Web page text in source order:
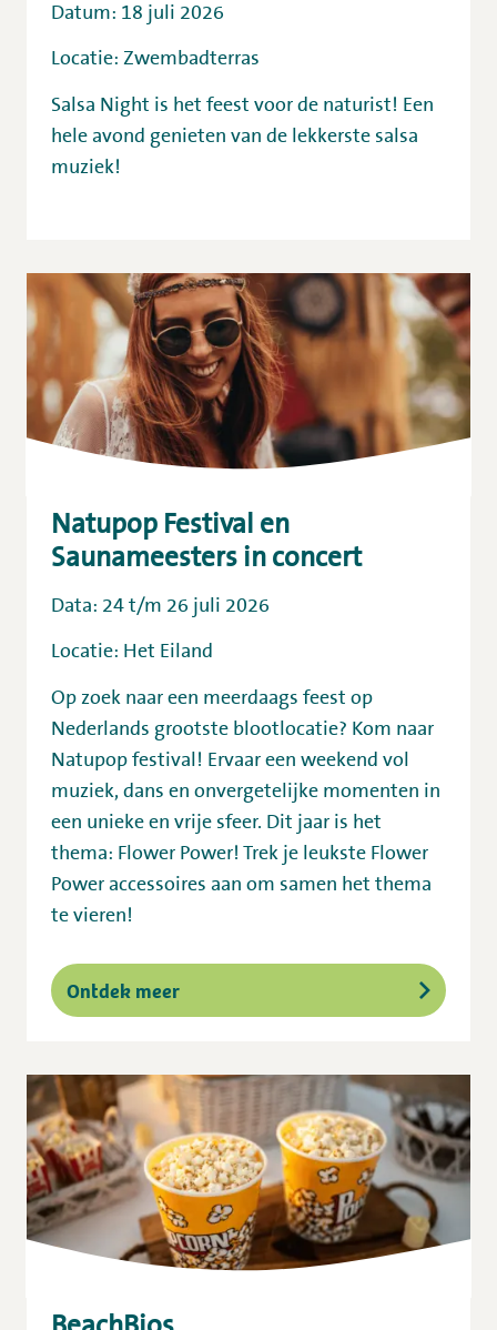
Datum: 18 juli 2026
Locatie: Zwembadterras
Salsa Night is het feest voor de naturist! Een
hele avond genieten van de lekkerste salsa
muziek!
Natupop Festival en
Saunameesters in concert
Data: 24 t/m 26 juli 2026
Locatie: Het Eiland
Op zoek naar een meerdaags feest op
Nederlands grootste blootlocatie? Kom naar
Natupop festival! Ervaar een weekend vol
muziek, dans en onvergetelijke momenten in
een unieke en vrije sfeer. Dit jaar is het
thema: Flower Power! Trek je leukste Flower
Power accessoires aan om samen het thema
te vieren!
Ontdek meer